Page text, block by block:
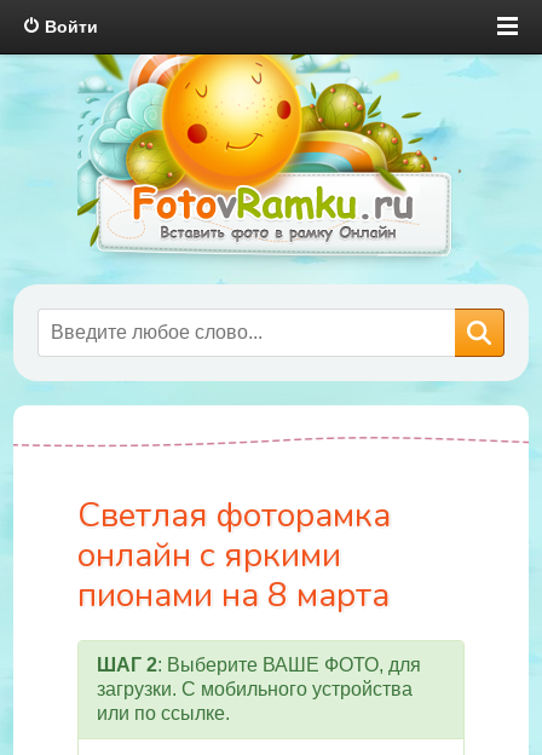
Войти
Светлая фоторамка
онлайн с яркими
пионами на 8 марта
ШАГ 2: Выберите ВАШЕ ФОТО, для
загрузки. С мобильного устройства
или по ссылке.